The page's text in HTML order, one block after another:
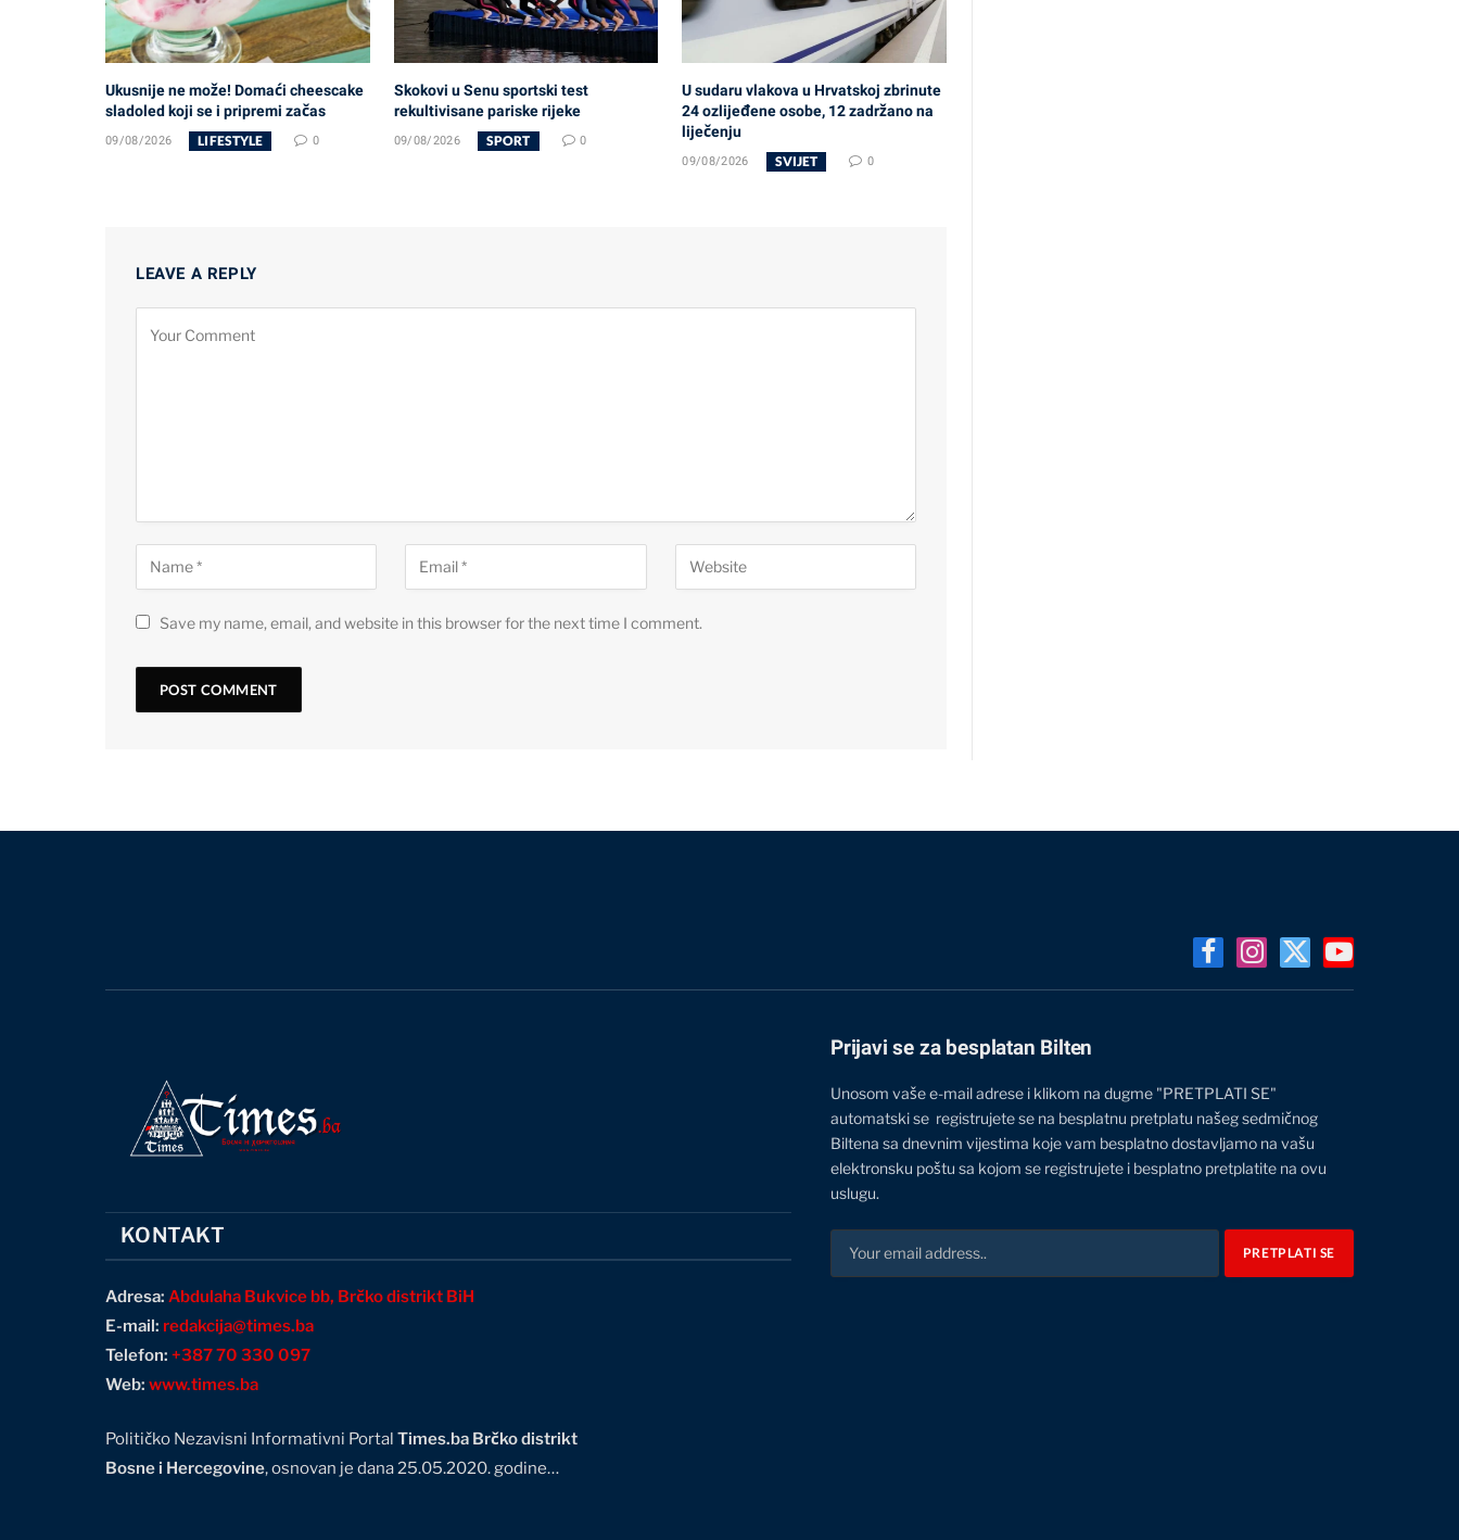
Ukusnije ne može! Domaći cheescake
sladoled koji se i pripremi začas
09/08/2026 LIFESTYLE 0
Skokovi u Senu sportski test
rekultivisane pariske rijeke
09/08/2026 SPORT 0
U sudaru vlakova u Hrvatskoj zbrinute
24 ozlijeđene osobe, 12 zadržano na
liječenju
09/08/2026 SVIJET 0
LEAVE A REPLY
Save my name, email, and website in this browser for the next time I comment.
FacebookInstagram
X
YouTube
KONTAKT
Adresa: Abdulaha Bukvice bb, Brčko distrikt BiH
E-mail: redakcija@times.ba
Telefon: +387 70 330 097
Web: www.times.ba
Političko Nezavisni Informativni Portal Times.ba Brčko distrikt
Bosne i Hercegovine, osnovan je dana 25.05.2020. godine…
Prijavi se za besplatan Bilten
Unosom vaše e-mail adrese i klikom na dugme "PRETPLATI SE"
automatski se registrujete se na besplatnu pretplatu našeg sedmičnog
Biltena sa dnevnim vijestima koje vam besplatno dostavljamo na vašu
elektronsku poštu sa kojom se registrujete i besplatno pretplatite na ovu
uslugu.